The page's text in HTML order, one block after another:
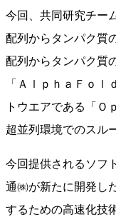
今回、共同研究チー
配列からタンパク質
配列からタンパク質
「ＡｌｐｈａＦｏ
トウエアである「Ｏ
超並列環境でのスル
今回提供されるソフ
通㈱が新たに開発し
するための高速化技